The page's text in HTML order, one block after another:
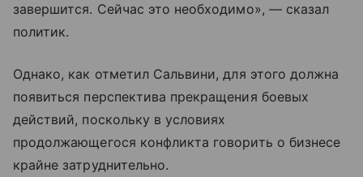
завершится. Сейчас это необходимо», — сказал
политик.
Однако, как отметил Сальвини, для этого должна
появиться перспектива прекращения боевых
действий, поскольку в условиях
продолжающегося конфликта говорить о бизнесе
крайне затруднительно.